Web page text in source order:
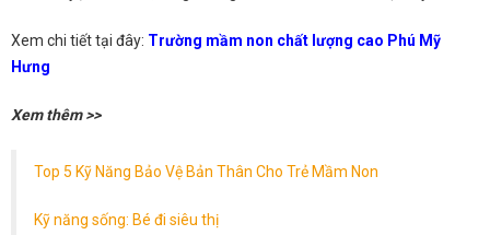
Xem chi tiết tại đây: Trường mầm non chất lượng cao Phú Mỹ
Hưng
Xem thêm >>
Top 5 Kỹ Năng Bảo Vệ Bản Thân Cho Trẻ Mầm Non
Kỹ năng sống: Bé đi siêu thị